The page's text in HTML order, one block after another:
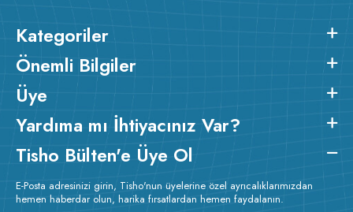
Kategoriler
Önemli Bilgiler
Üye
Yardıma mı İhtiyacınız Var?
Tisho Bülten'e Üye Ol
E-Posta adresinizi girin, Tisho'nun üyelerine özel ayrıcalıklarımızdan
hemen haberdar olun, harika fırsatlardan hemen faydalanın.